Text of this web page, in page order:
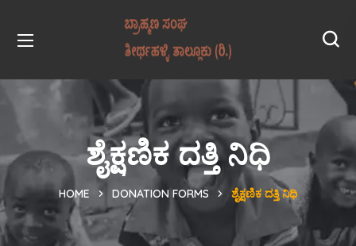
ಶೈಕ್ಷಣಿಕ ದತ್ತಿ ನಿಧಿ
HOME DONATION FORMS ಶೈಕ್ಷಣಿಕ ದತ್ತಿ ನಿಧಿ